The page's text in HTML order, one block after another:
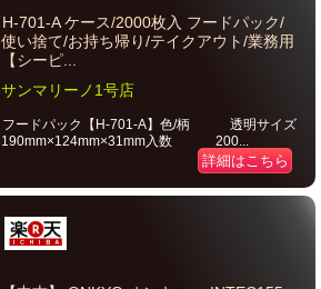
H-701-A ケース/2000枚入 フードパック/
使い捨て/お持ち帰り/テイクアウト/業務用
【シーピ...
サンマリーノ1号店
フードパック【H-701-A】色/柄 透明サイズ
190mm×124mm×31mm入数 200...
詳細はこちら